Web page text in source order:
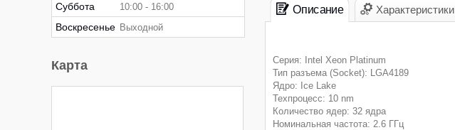
Описание Характеристики
Серия: Intel Xeon Platinum
Тип разъема (Socket): LGA4189
Ядро: Ice Lake
Техпроцесс: 10 nm
Количество ядер: 32 ядра
Номинальная частота: 2.6 ГГц
Суббота 10:00 16:00
Воскресенье Выходной
Карта